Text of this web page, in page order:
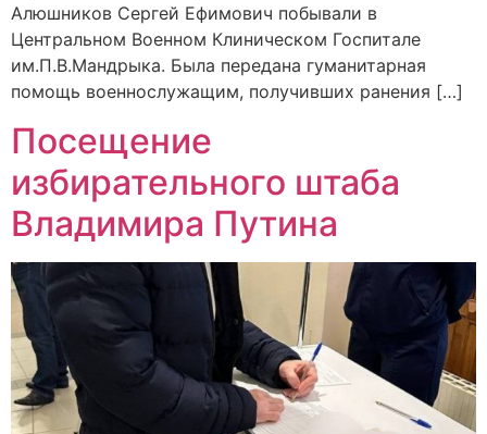
Алюшников Сергей Ефимович побывали в
Центральном Военном Клиническом Госпитале
им.П.В.Мандрыка. Была передана гуманитарная
помощь военнослужащим, получивших ранения […]
Посещение
избирательного штаба
Владимира Путина